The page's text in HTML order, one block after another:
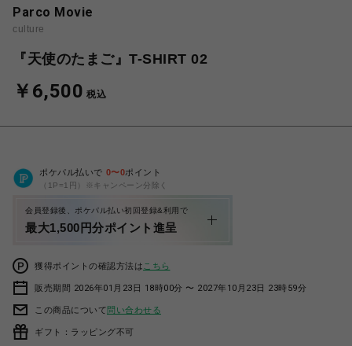
Parco Movie
culture
『天使のたまご』T-SHIRT 02
￥6,500 税込
ポケパル払いで 0〜0ポイント
（1P=1円）※キャンペーン分除く
会員登録後、ポケパル払い初回登録&利用で
最大1,500円分ポイント進呈
獲得ポイントの確認方法は こちら
販売期間 2026年01月23日 18時00分 〜 2027年10月23日 23時59分
この商品について問い合わせる
ギフト：ラッピング不可